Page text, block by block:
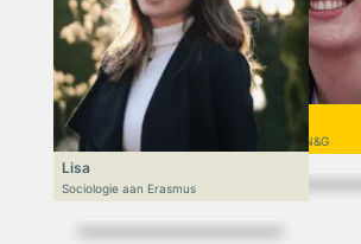
Niek
VWO 6, N&T/N&G
Lisa
Sociologie aan Erasmus